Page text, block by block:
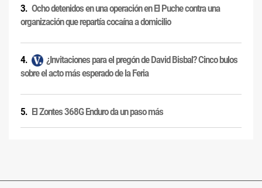
Ocho detenidos en una operación en El Puche contra una
organización que repartía cocaína a domicilio
¿Invitaciones para el pregón de David Bisbal? Cinco bulos
sobre el acto más esperado de la Feria
El Zontes 368G Enduro da un paso más